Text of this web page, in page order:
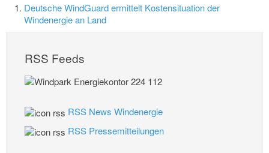
Deutsche WindGuard ermittelt Kostensituation der
Windenergie an Land
RSS Feeds
RSS News Windenergie
RSS Pressemitteilungen